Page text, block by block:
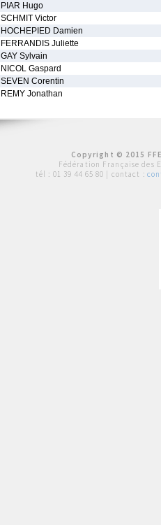
PIAR Hugo
SCHMIT Victor
HOCHEPIED Damien
FERRANDIS Juliette
GAY Sylvain
NICOL Gaspard
SEVEN Corentin
REMY Jonathan
Copyright © 2015
Fédération Française des
tél : 01 39 44 65 80 | contact :